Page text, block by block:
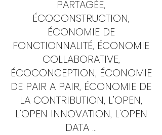
PARTAGÉE,
ÉCOCONSTRUCTION,
ÉCONOMIE DE
FONCTIONNALITÉ, ÉCONOMIE
COLLABORATIVE,
ÉCOCONCEPTION, ÉCONOMIE
DE PAIR A PAIR, ÉCONOMIE DE
LA CONTRIBUTION, L’OPEN,
L’OPEN INNOVATION, L’OPEN
DATA ...